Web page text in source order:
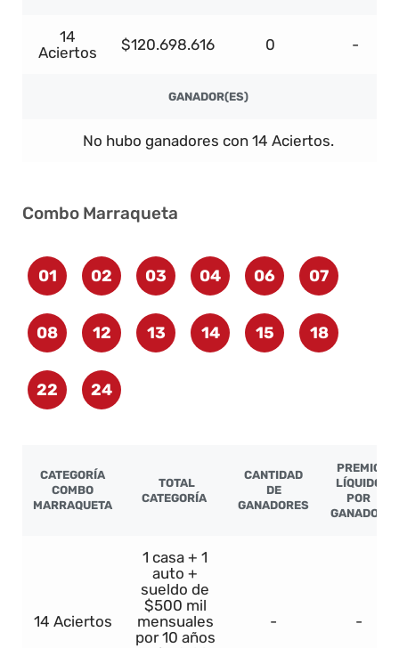
14
Aciertos
$120.698.616 0 -
GANADOR(ES)
No hubo ganadores con 14 Aciertos.
Combo Marraqueta
01 02 03 04 06 07
08 12 13 14 15 18
22 24
CATEGORÍA
COMBO
MARRAQUETA
TOTAL
CATEGORÍA
CANTIDAD
DE
GANADORES
PREMIO
LÍQUIDO
POR
GANADOR
14 Aciertos
1 casa + 1
auto +
sueldo de
$500 mil
mensuales
por 10 años
- -